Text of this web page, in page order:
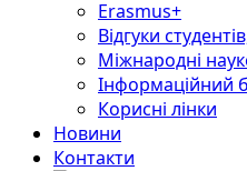
Erasmus+
Відгуки
Міжнародні
Інформаційний
Корисні лінки
Новини
Контакти